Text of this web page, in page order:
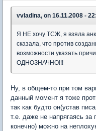
vvladina, on 16.11.2008 -
Я НЕ хочу ТСЖ, я взяла
сказала, что против
возможности указать
ОДНОЗНАЧНО!!!
Ну, в общем-то при том
данный момент я тоже
так как будто он(устав
т.е. даже не напрягаясь
конечно) можно на